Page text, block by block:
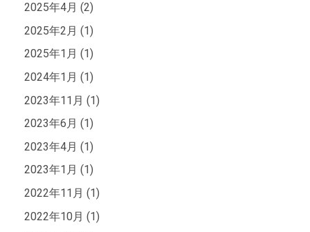
2025年4月 (2)
2025年2月 (1)
2025年1月 (1)
2024年1月 (1)
2023年11月 (1)
2023年6月 (1)
2023年4月 (1)
2023年1月 (1)
2022年11月 (1)
2022年10月 (1)